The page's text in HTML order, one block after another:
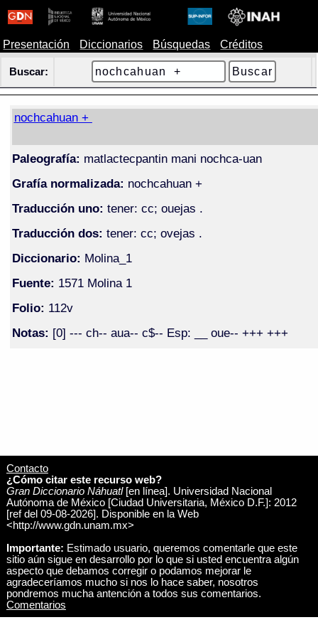
Presentación Diccionarios Búsquedas Créditos
Buscar:
nochcahuan +
Paleografía: matlactecpantin mani nochca-uan
Grafía normalizada: nochcahuan +
Traducción uno: tener: cc; ouejas .
Traducción dos: tener: cc; ovejas .
Diccionario: Molina_1
Fuente: 1571 Molina 1
Folio: 112v
Notas: [0] --- ch-- aua-- c$-- Esp: __ oue-- +++ +++
Contacto
¿Cómo citar este recurso web?
Gran Diccionario Náhuatl[en línea]. Universidad Nacional
Autónoma de México [Ciudad Universitaria, México D.F.]: 2012
[ref del 09-08-2026]. Disponible en la Web
<http://www.gdn.unam.mx>
Importante: Estimado usuario, queremos comentarle que este
sitio aún sigue en desarrollo por lo que si usted encuentra algún
aspecto que debamos corregir o podamos mejorar le
agradeceríamos mucho si nos lo hace saber, nosotros
pondremos mucha antención a todos sus comentarios.
Comentarios